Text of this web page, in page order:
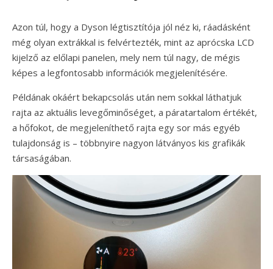
Azon túl, hogy a Dyson légtisztítója jól néz ki, ráadásként
még olyan extrákkal is felvértezték, mint az aprócska LCD
kijelző az előlapi panelen, mely nem túl nagy, de mégis
képes a legfontosabb információk megjelenítésére.
Példának okáért bekapcsolás után nem sokkal láthatjuk
rajta az aktuális levegőminőséget, a páratartalom értékét,
a hőfokot, de megjeleníthető rajta egy sor más egyéb
tulajdonság is – többnyire nagyon látványos kis grafikák
társaságában.